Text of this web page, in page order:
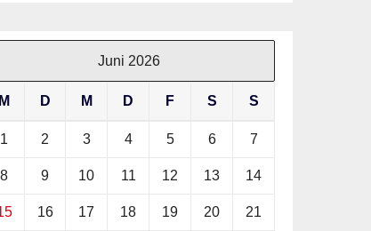
Juni 2026
M D M D F S S
1 2 3 4 5 6 7
8 9 10 11 12 13 14
16 17 18 19 20 21